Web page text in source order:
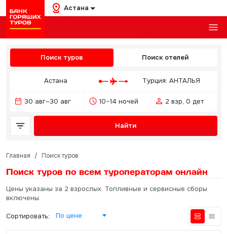
Астана
Поиск туров Поиск отелей
Астана Турция: АНТАЛЬЯ
30 авг–30 авг 10–14 ночей 2 взр, 0 дет
Найти
Главная / Поиск туров
Поиск туров по всем туроператорам онлайн
Цены указаны за 2 взрослых. Топливные и сервисные сборы
включены.
Сортировать: По цене